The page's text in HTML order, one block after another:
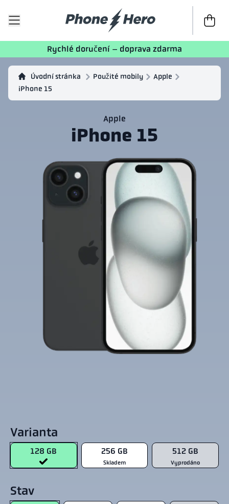
K
Rychlé doručení – doprava zdarma
Úvodní stránka Použité mobily
Apple
iPhone 15
Apple
iPhone 15
Varianta
128 GB 256 GB
Skladem
512 GB
Vyprodáno
Stav